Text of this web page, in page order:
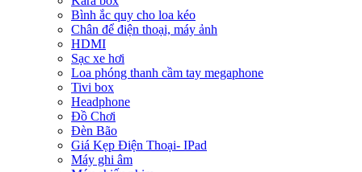
Bình ắc quy cho loa kéo
Chân để điện thoại, máy ảnh
HDMI
Sạc xe hơi
Loa phóng thanh cầm tay megaphone
Tivi box
Headphone
Đồ Chơi
Đèn Bão
Giá Kẹp Điện Thoại- IPad
Máy ghi âm